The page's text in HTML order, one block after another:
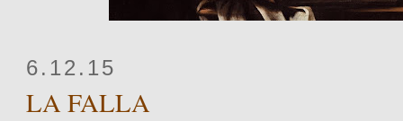
6.12.15
LA FALLA